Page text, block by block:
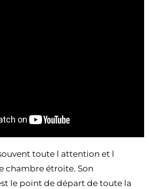
toute l attention et l
chambre étroite. Son
le point de départ de toute la